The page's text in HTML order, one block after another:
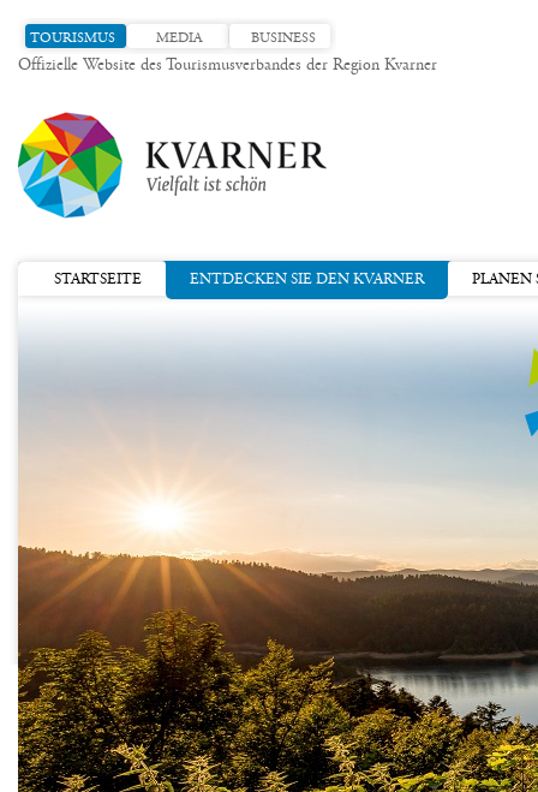
TOURISMUS MEDIA BUSINESS
Offizielle Website des Tourismusverbandes der Region Kvarner
STARTSEITE ENTDECKEN SIE DEN KVARNER PLANEN